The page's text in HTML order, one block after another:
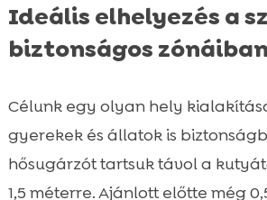
Ideális elhelyezés a
biztonságos zónáiban
Célunk egy olyan hely
gyerekek és állatok is
hősugárzót tartsuk távol a
1,5 méterre. Ajánlott előtte még